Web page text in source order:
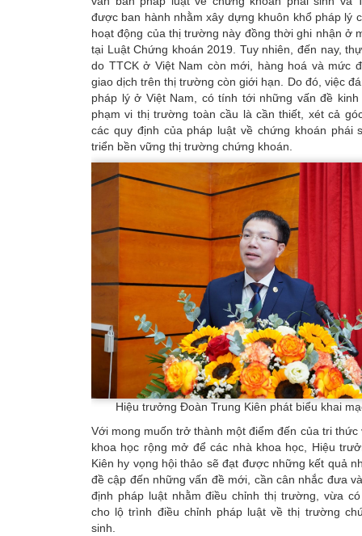
được ban hành nhằm xây dựng khuôn khổ pháp lý
hoạt động của thị trường này đồng thời ghi nhận ở
tại Luật Chứng khoán 2019. Tuy nhiên, đến nay,
do TTCK ở Việt Nam còn mới, hàng hoá và mức
giao dịch trên thị trường còn giới hạn. Do đó, việc
pháp lý ở Việt Nam, có tính tới những vấn đề
phạm vi thị trường toàn cầu là cần thiết, xét cả
các quy định của pháp luật về chứng khoán phái
triển bền vững thị trường chứng khoán.
Hiệu trưởng Đoàn Trung Kiên phát biểu khai
Với mong muốn trở thành một điểm đến của tri thức
khoa học rộng mở để các nhà khoa học, Hiệu
Kiên hy vọng hội thảo sẽ đạt được những kết quả
đề cập đến những vấn đề mới, cần cân nhắc đưa
định pháp luật nhằm điều chỉnh thị trường, vừa
cho lộ trình điều chỉnh pháp luật về thị trường
sinh.